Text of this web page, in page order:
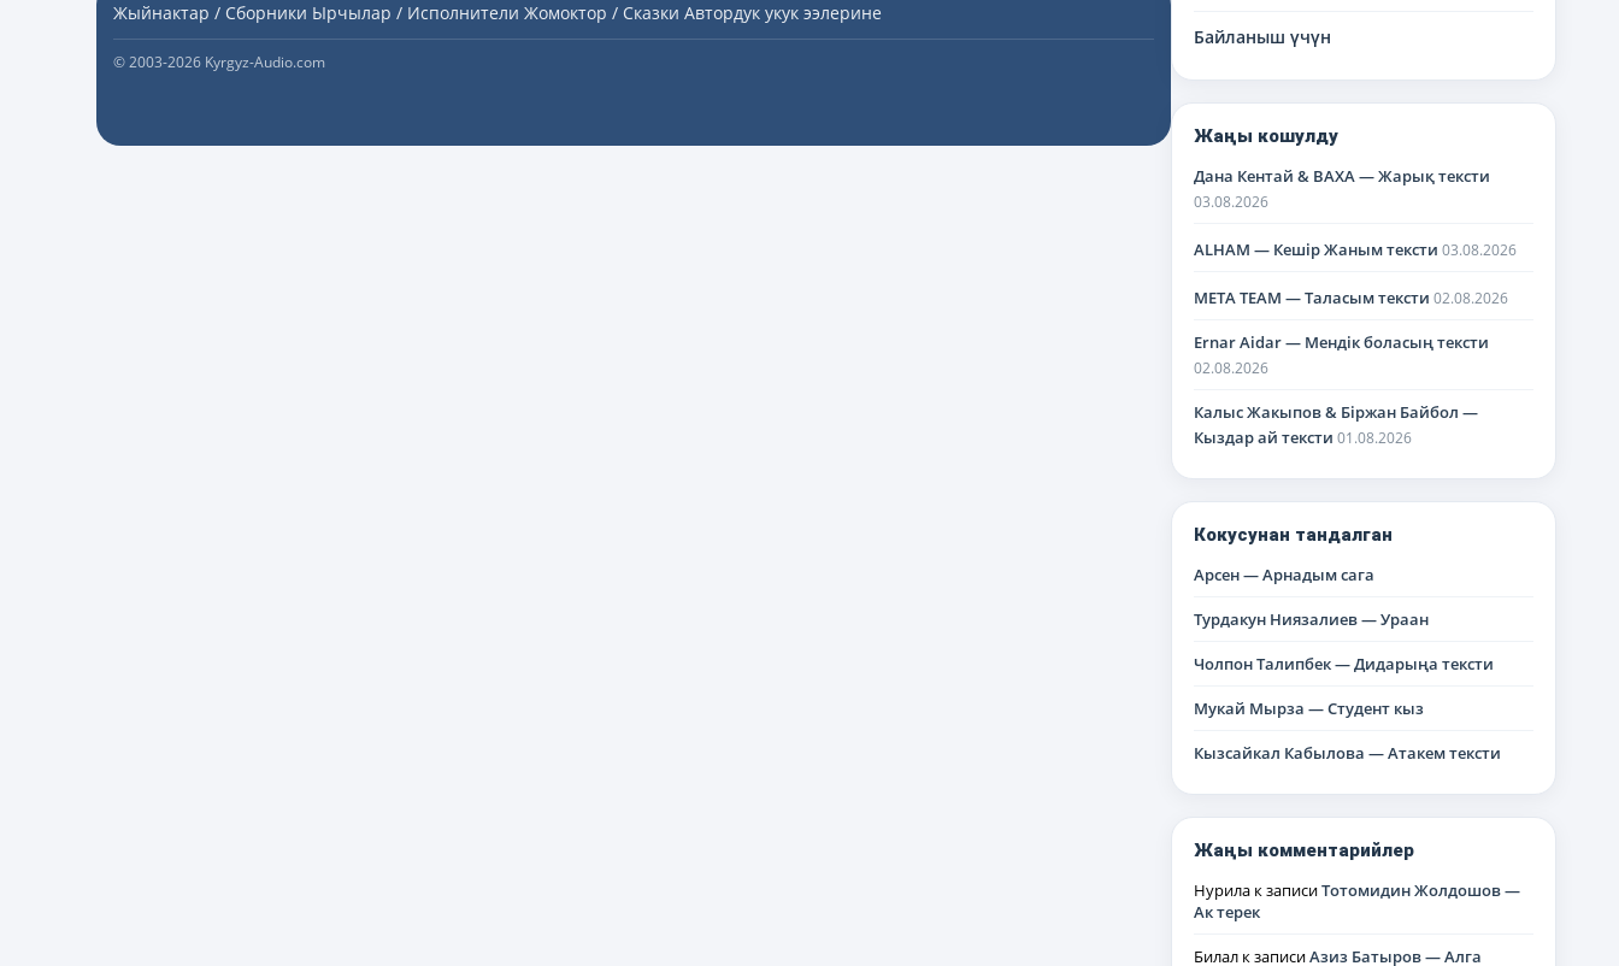
Байланыш үчүн
Жаңы кошулду
Дана Кентай & BAXA — Жарық тексти
03.08.2026
ALHAM — Кешір Жаным тексти 03.08.2026
META TEAM — Таласым тексти 02.08.2026
Ernar Aidar — Мендік боласың тексти
02.08.2026
Калыс Жакыпов & Біржан Байбол —
Кыздар ай тексти 01.08.2026
Кокусунан тандалган
Арсен — Арнадым сага
Турдакун Ниязалиев — Ураан
Чолпон Талипбек — Дидарыңа тексти
Мукай Мырза — Студент кыз
Кызсайкал Кабылова — Атакем тексти
Жаңы комментарийлер
Нурила к записиТотомидин Жолдошов —
Ак терек
Билал к записиАзиз Батыров — Алга
Жыйнактар / Сборники Ырчылар / Исполнители Жомоктор / Сказки Автордук укук ээлерине
© 2003-2026 Kyrgyz-Audio.com